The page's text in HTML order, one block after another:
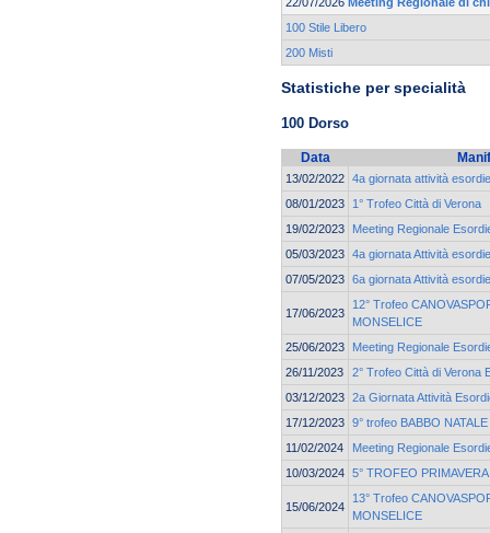
100 Stile Libero
200 Misti
Statistiche per specialità
100 Dorso
Data
13/02/2022 4a giornata attività
08/01/2023
1° Trofeo Città di Verona
19/02/2023
Meeting Regionale
05/03/2023 4a giornata Attività
07/05/2023 6a giornata Attività
17/06/2023
12° Trofeo
MONSELICE
25/06/2023
Meeting Regionale
26/11/2023
2° Trofeo Città di Verona
03/12/2023 2a Giornata Attività
17/12/2023 9° trofeo BABBO
11/02/2024
Meeting Regionale
10/03/2024 5° TROFEO
15/06/2024
13° Trofeo
MONSELICE